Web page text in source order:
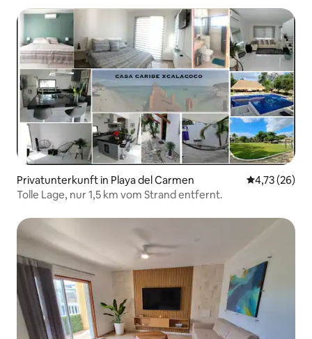
Privatunterkunft in Playa del Carmen
4,73 (26)
Tolle Lage, nur 1,5 km vom Strand entfernt.